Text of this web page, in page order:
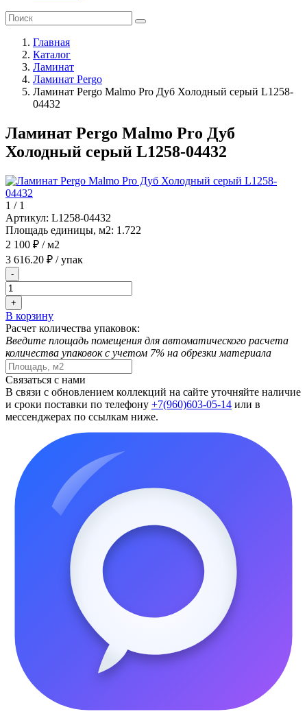
Главная
Каталог
Ламинат
Ламинат Pergo
Ламинат Pergo Malmo Pro Дуб Холодный серый L1258-
04432
Ламинат Pergo Malmo Pro Дуб
Холодный серый L1258-04432
1 / 1
Артикул: L1258-04432
Площадь единицы, м2: 1.722
2 100 ₽ / м2
3 616.20 ₽ / упак
-
+
В корзину
Расчет количества упаковок:
Введите площадь помещения для автоматического расчета
количества упаковок с учетом 7% на обрезки материала
Связаться с нами
В связи с обновлением коллекций на сайте уточняйте наличие
и сроки поставки по телефону +7(960)603-05-14 или в
мессенджерах по ссылкам ниже.